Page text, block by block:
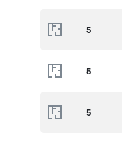
5
5
5